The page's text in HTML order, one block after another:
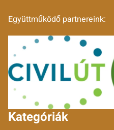
Együttműködő partnereink:
Kategóriák